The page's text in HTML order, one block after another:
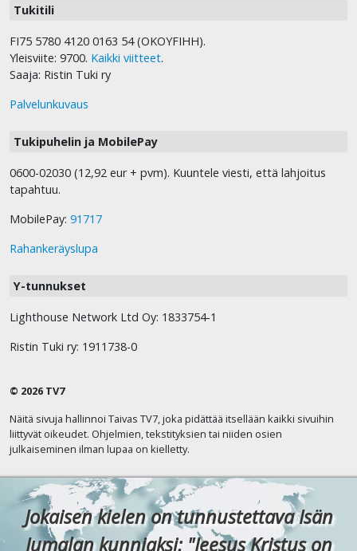
Tukitili
FI75 5780 4120 0163 54 (OKOYFIHH).
Yleisviite: 9700. Kaikki viitteet.
Saaja: Ristin Tuki ry
Palvelunkuvaus
Tukipuhelin ja MobilePay
0600-02030 (12,92 eur + pvm). Kuuntele viesti, että lahjoitus
tapahtuu.
MobilePay: 91717
Rahankeräyslupa
Y-tunnukset
Lighthouse Network Ltd Oy: 1833754-1
Ristin Tuki ry: 1911738-0
© 2026 TV7
Näitä sivuja hallinnoi Taivas TV7, joka pidättää itsellään kaikki sivuihin
liittyvät oikeudet. Ohjelmien, tekstityksien tai niiden osien
julkaiseminen ilman lupaa on kielletty.
Jokaisen kielen on tunnustettava Isän
Jumalan kunniaksi: "Jeesus Kristus on